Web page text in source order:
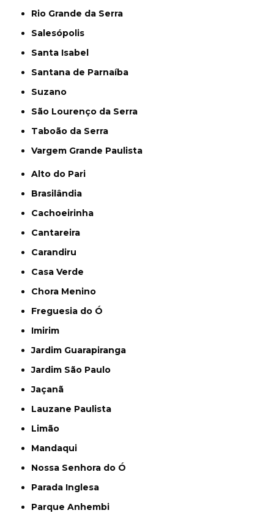
Rio Grande da Serra
Salesópolis
Santa Isabel
Santana de Parnaíba
Suzano
São Lourenço da Serra
Taboão da Serra
Vargem Grande Paulista
Alto do Pari
Brasilândia
Cachoeirinha
Cantareira
Carandiru
Casa Verde
Chora Menino
Freguesia do Ó
Imirim
Jardim Guarapiranga
Jardim São Paulo
Jaçanã
Lauzane Paulista
Limão
Mandaqui
Nossa Senhora do Ó
Parada Inglesa
Parque Anhembi